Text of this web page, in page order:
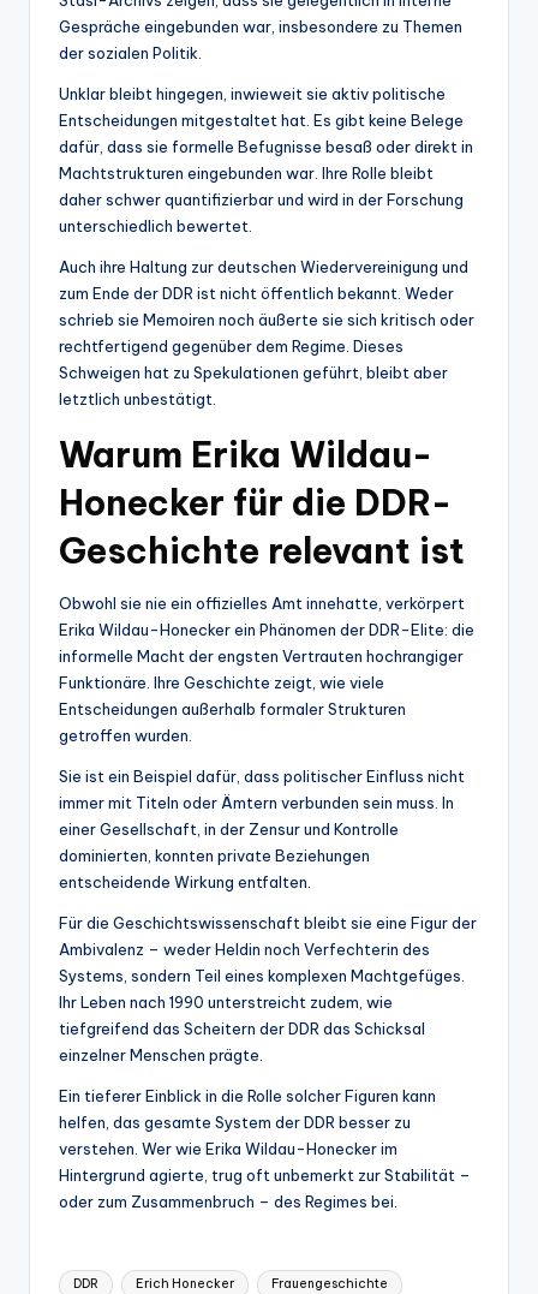
Gespräche eingebunden war, insbesondere zu Themen
der sozialen Politik.
Unklar bleibt hingegen, inwieweit sie aktiv politische
Entscheidungen mitgestaltet hat. Es gibt keine Belege
dafür, dass sie formelle Befugnisse besaß oder direkt in
Machtstrukturen eingebunden war. Ihre Rolle bleibt
daher schwer quantifizierbar und wird in der Forschung
unterschiedlich bewertet.
Auch ihre Haltung zur deutschen Wiedervereinigung und
zum Ende der DDR ist nicht öffentlich bekannt. Weder
schrieb sie Memoiren noch äußerte sie sich kritisch oder
rechtfertigend gegenüber dem Regime. Dieses
Schweigen hat zu Spekulationen geführt, bleibt aber
letztlich unbestätigt.
Warum Erika Wildau-
Honecker für die DDR-
Geschichte relevant ist
Obwohl sie nie ein offizielles Amt innehatte, verkörpert
Erika Wildau-Honecker ein Phänomen der DDR-Elite: die
informelle Macht der engsten Vertrauten hochrangiger
Funktionäre. Ihre Geschichte zeigt, wie viele
Entscheidungen außerhalb formaler Strukturen
getroffen wurden.
Sie ist ein Beispiel dafür, dass politischer Einfluss nicht
immer mit Titeln oder Ämtern verbunden sein muss. In
einer Gesellschaft, in der Zensur und Kontrolle
dominierten, konnten private Beziehungen
entscheidende Wirkung entfalten.
Für die Geschichtswissenschaft bleibt sie eine Figur der
Ambivalenz – weder Heldin noch Verfechterin des
Systems, sondern Teil eines komplexen Machtgefüges.
Ihr Leben nach 1990 unterstreicht zudem, wie
tiefgreifend das Scheitern der DDR das Schicksal
einzelner Menschen prägte.
Ein tieferer Einblick in die Rolle solcher Figuren kann
helfen, das gesamte System der DDR besser zu
verstehen. Wer wie Erika Wildau-Honecker im
Hintergrund agierte, trug oft unbemerkt zur Stabilität –
oder zum Zusammenbruch – des Regimes bei.
Tags:
DDR Erich Honecker Frauengeschichte